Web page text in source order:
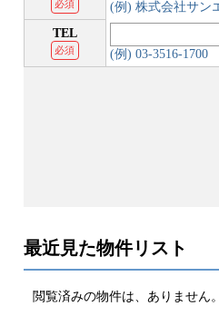
必須 (例) 株式会社サン
TEL
必須 (例) 03-3516-1700
最近見た物件リスト
閲覧済みの物件は、ありません。